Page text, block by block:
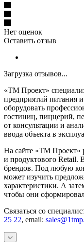
Нет оценок
Оставить отзыв
Загрузка отзывов...
«ТМ Проект»
предприятий питания
оборудовать
гостиниц, пиццерий,
от консультации и
ввода объекта в
На сайте «ТМ Проект»
и продуктового Retail.
брендов. Под любую
может изучить
характеристики. А
чтобы они
Связаться со
25 22, email: